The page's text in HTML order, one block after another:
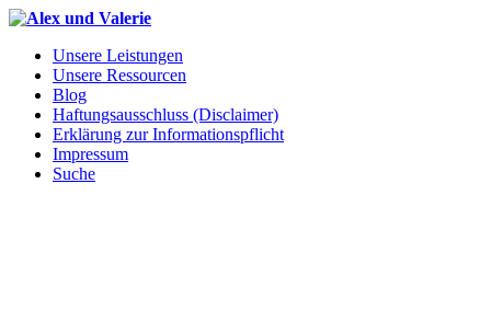
Unsere Leistungen
Unsere Ressourcen
Blog
Haftungsausschluss (Disclaimer)
Erklärung zur Informationspflicht
Impressum
Suche